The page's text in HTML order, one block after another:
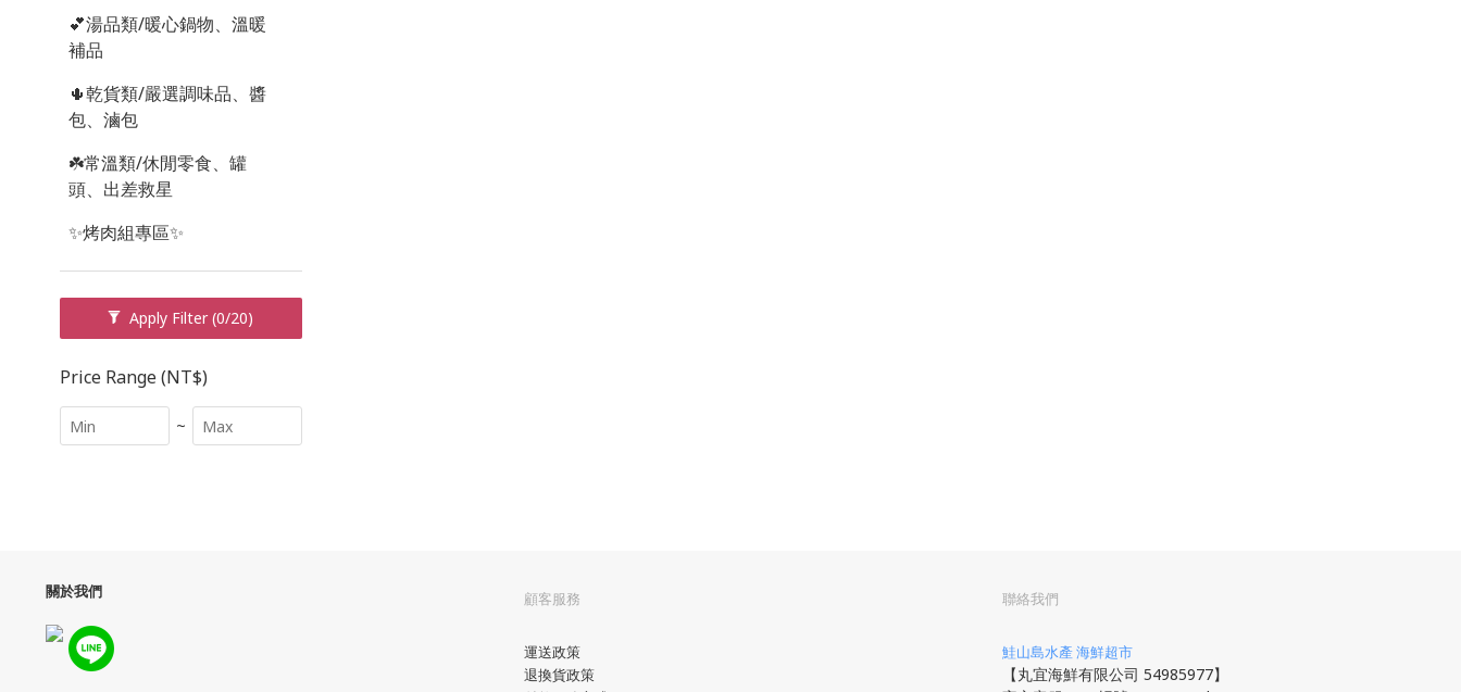
💕湯品類/暖心鍋物、溫暖
補品
🌵乾貨類/嚴選調味品、醬
包、滷包
☘️常溫類/休閒零食、罐
頭、出差救星
✨烤肉組專區✨
Apply Filter(0/20)
Price Range (NT$)
~
關於我們 顧客服務
運送政策
退換貨政策
聯絡我們
鮭山島水產 海鮮超市
【丸宜海鮮有限公司 54985977】